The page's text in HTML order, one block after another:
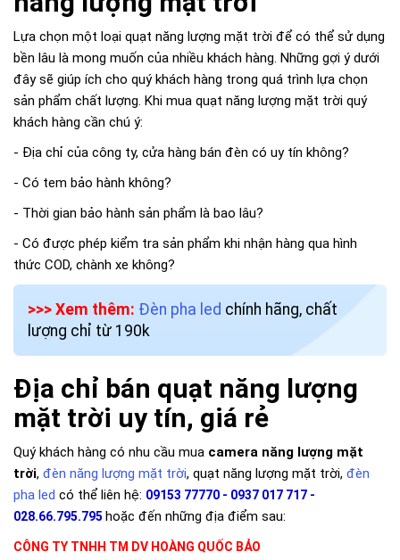
Lựa chọn một loại quạt năng lượng mặt trời để có thể sử dụng
bền lâu là mong muốn của nhiều khách hàng. Những gợi ý dưới
đây sẽ giúp ích cho quý khách hàng trong quá trình lựa chọn
sản phẩm chất lượng. Khi mua quạt năng lượng mặt trời quý
khách hàng cần chú ý:
- Địa chỉ của công ty, cửa hàng bán đèn có uy tín không?
- Có tem bảo hành không?
- Thời gian bảo hành sản phẩm là bao lâu?
- Có được phép kiểm tra sản phẩm khi nhận hàng qua hình
thức COD, chành xe không?
>>> Xem thêm: Đèn pha led chính hãng, chất
lượng chỉ từ 190k
Địa chỉ bán quạt năng lượng
mặt trời uy tín, giá rẻ
Quý khách hàng có nhu cầu mua camera năng lượng mặt
trời, đèn năng lượng mặt trời, quạt năng lượng mặt trời, đèn
pha led có thể liên hệ: 09153 77770 - 0937 017 717 -
028.66.795.795 hoặc đến những địa điểm sau:
CÔNG TY TNHH TM DV HOÀNG QUỐC BẢO